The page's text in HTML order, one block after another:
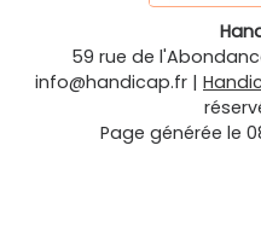
59 rue de
info@handicap.fr |
Page générée le